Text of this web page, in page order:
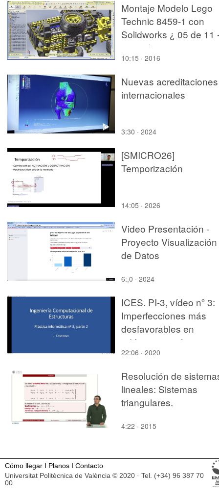
Montaje Modelo Lego
Technic 8459-1 con
Solidworks ¿ 05 de 11
no audio
10:15 · 2016
Nuevas acreditaciones
internacionales
3:30 · 2024
[SMICRO26]
Temporización
14:05 · 2026
Video Presentación -
Proyecto Visualización
de Datos
6:,0 · 2024
ICES. PI-3, vídeo nº 3:
Imperfecciones más
desfavorables en
edificios asimétricos
22:06 · 2020
Resolución de
lineales: Sistemas
triangulares.
4:22 · 2015
Cómo llegar I Planos I Contacto
Universitat Politècnica de València © 2020 · Tel. (+34) 96 387 70
00